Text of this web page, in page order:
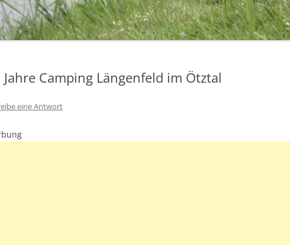
Jahre Camping Längenfeld im Ötztal
eine Antwort